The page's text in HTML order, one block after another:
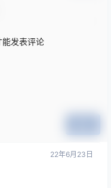
发表评论
22年6月23日